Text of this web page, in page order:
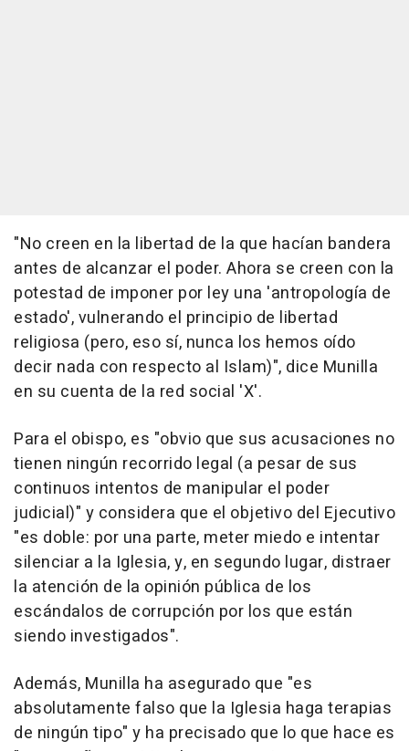
"No creen en la libertad de la que hacían bandera
antes de alcanzar el poder. Ahora se creen con la
potestad de imponer por ley una 'antropología de
estado', vulnerando el principio de libertad
religiosa (pero, eso sí, nunca los hemos oído
decir nada con respecto al Islam)", dice Munilla
en su cuenta de la red social 'X'.
Para el obispo, es "obvio que sus acusaciones no
tienen ningún recorrido legal (a pesar de sus
continuos intentos de manipular el poder
judicial)" y considera que el objetivo del Ejecutivo
"es doble: por una parte, meter miedo e intentar
silenciar a la Iglesia, y, en segundo lugar, distraer
la atención de la opinión pública de los
escándalos de corrupción por los que están
siendo investigados".
Además, Munilla ha asegurado que "es
absolutamente falso que la Iglesia haga terapias
de ningún tipo" y ha precisado que lo que hace es